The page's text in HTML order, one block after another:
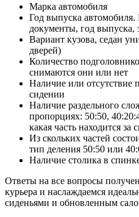
Марка автомобиля
Год выпуска
документы, год выпуска,
Вариант кузова, седан
дверей)
Количество
снимаются они или нет
Наличие или отсутствие
сидении
Наличие раздельного
пропорциях: 50:50,
какая часть находится за
Из скольких частей
тип деления 50:50 или
Наличие столика в
Ответы на все вопросы
курьера и наслаждаемся
сиденьями и обновленным